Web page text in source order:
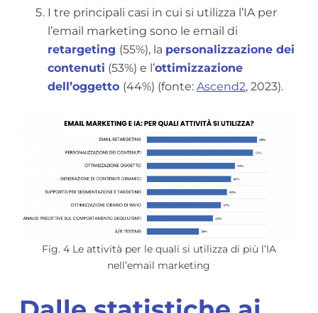
I tre principali casi in cui si utilizza l’IA per
l’email marketing sono le email di
retargeting (55%), la personalizzazione dei
contenuti (53%) e l’ottimizzazione
dell’oggetto (44%) (fonte: Ascend2, 2023).
Fig. 4 Le attività per le quali si utilizza di più l’IA
nell’email marketing